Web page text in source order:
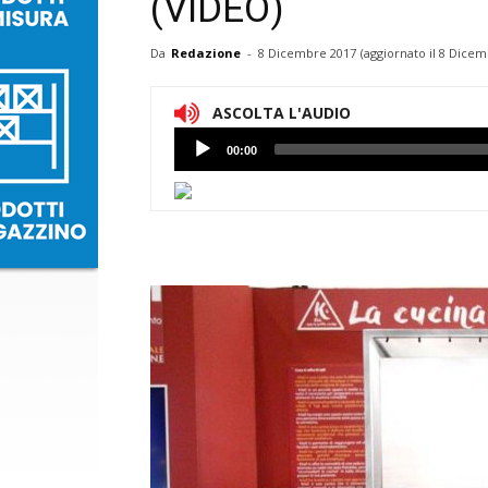
(VIDEO)
Da Redazione - 8 Dicembre 2017 (aggiornato il 8
ASCOLTA L'AUDIO
Lettore
Audio
00:00